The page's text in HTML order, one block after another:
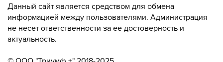
Данный сайт является средством для обмена
информацией между пользователями. Администрация
не несет ответственности за ее достоверность и
актуальность.